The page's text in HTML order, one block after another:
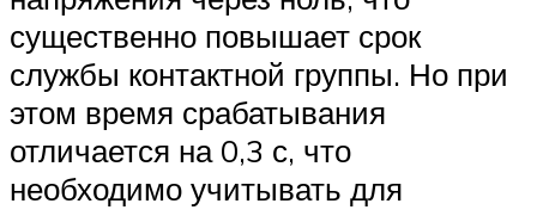
существенно повышает срок
службы контактной группы. Но при
этом время срабатывания
отличается на 0,3 с, что
необходимо учитывать для